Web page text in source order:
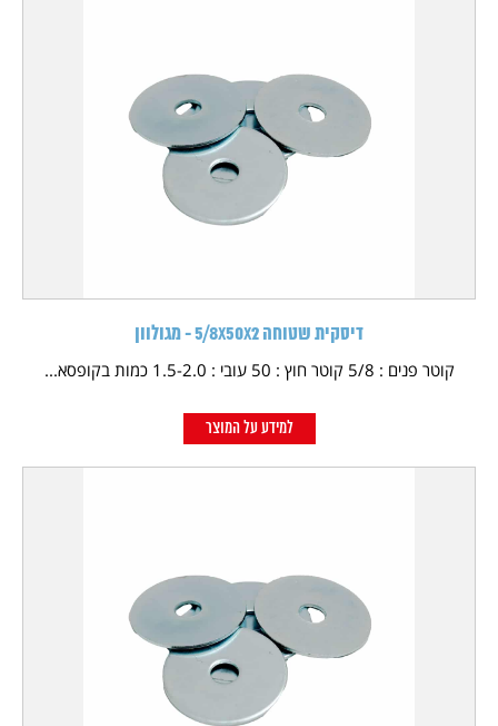
דיסקית שטוחה 5/8X50X2 - מגולוון
קוטר פנים : 5/8 קוטר חוץ : 50 עובי : 1.5-2.0 כמות בקופסא...
למידע על המוצר